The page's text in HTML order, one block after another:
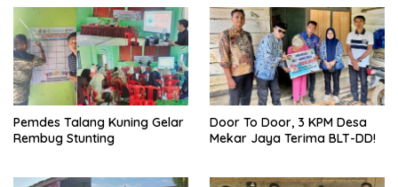
Pemdes Talang Kuning Gelar
Rembug Stunting
Door To Door, 3 KPM Desa
Mekar Jaya Terima BLT-DD!